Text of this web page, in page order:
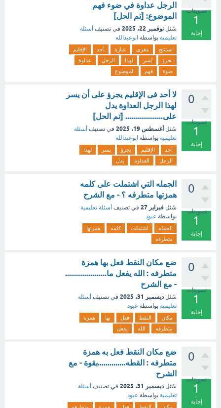
تصويتات
1
إجابة
الرجل عداوة في ضوء فهم
الموضوع: [تم الحل]
سُئل نوفمبر 22، 2025 في تصنيف أسئلة
تعليمية بواسطة ابوعبدالله
استنتج مغزى عبارة أحد
الإقليم
يجرؤ
يُسر لهذا الرجل
عداوة
ضوء
فهم الموضوع
0
تصويتات
1
إجابة
لا أحد فى الإقليم يجرؤ على أن يسر
لهذا الرجل العداوة يدل
على................... [تم الحل]
سُئل أغسطس 19، 2025 في تصنيف أسئلة
تعليمية بواسطة ابوعبدالله
أحد الإقليم يجرؤ يسر
لهذا
الرجل
العداوة يدل
0
تصويتات
1
إجابة
الجمله التي اشتملت على كلمه
همزتها متطرفه ؟ - مع الشرح
سُئل فبراير 27 في تصنيف أسئلة تعليمية
بواسطة عبود
الجمله اشتملت كلمه
همزتها
متطرفه
0
تصويتات
1
إجابة
ضع مكان النقط فعل بها همزة
متطرفه : الله يفعل ما.....................
- مع الشرح
سُئل ديسمبر 31، 2025 في تصنيف أسئلة
تعليمية بواسطة عبود
مكان النقط فعل بها
همزة
متطرفه
الله يفعل
0
تصويتات
1
إجابة
ضع مكان النقط فعل به همزة
متطرفه : القطه..............بقوة - مع
الشرح
سُئل ديسمبر 31، 2025 في تصنيف أسئلة
تعليمية بواسطة عبود